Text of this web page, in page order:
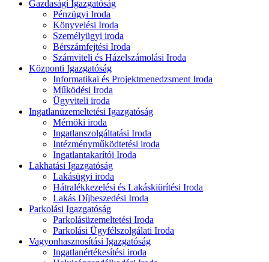
Gazdasági Igazgatóság
Pénzügyi Iroda
Könyvelési Iroda
Személyügyi iroda
Bérszámfejtési Iroda
Számviteli és Házelszámolási Iroda
Központi Igazgatóság
Informatikai és Projektmenedzsment Iroda
Működési Iroda
Ügyviteli iroda
Ingatlanüzemeltetési Igazgatóság
Mérnöki iroda
Ingatlanszolgáltatási Iroda
Intézményműködtetési iroda
Ingatlantakarítói Iroda
Lakhatási Igazgatóság
Lakásügyi iroda
Hátralékkezelési és Lakáskiürítési Iroda
Lakás Díjbeszedési Iroda
Parkolási Igazgatóság
Parkolásüzemeltetési Iroda
Parkolási Ügyfélszolgálati Iroda
Vagyonhasznosítási Igazgatóság
Ingatlanértékesítési iroda